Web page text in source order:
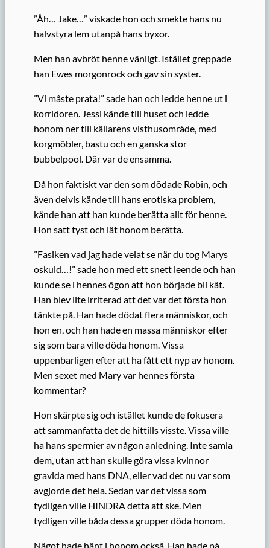
”Åh… Jake…” viskade hon och smekte hans nu
halvstyra lem utanpå hans byxor.
Men han avbröt henne vänligt. Istället greppade
han Ewes morgonrock och gav sin syster.
”Vi måste prata!” sade han och ledde henne ut i
korridoren. Jessi kände till huset och ledde
honom ner till källarens visthusområde, med
korgmöbler, bastu och en ganska stor
bubbelpool. Där var de ensamma.
Då hon faktiskt var den som dödade Robin, och
även delvis kände till hans erotiska problem,
kände han att han kunde berätta allt för henne.
Hon satt tyst och lät honom berätta.
”Fasiken vad jag hade velat se när du tog Marys
oskuld…!” sade hon med ett snett leende och han
kunde se i hennes ögon att hon började bli kåt.
Han blev lite irriterad att det var det första hon
tänkte på. Han hade dödat flera människor, och
hon en, och han hade en massa människor efter
sig som bara ville döda honom. Vissa
uppenbarligen efter att ha fått ett nyp av honom.
Men sexet med Mary var hennes första
kommentar?
Hon skärpte sig och istället kunde de fokusera
att sammanfatta det de hittills visste. Vissa ville
ha hans spermier av någon anledning. Inte samla
dem, utan att han skulle göra vissa kvinnor
gravida med hans DNA, eller vad det nu var som
avgjorde det hela. Sedan var det vissa som
tydligen ville HINDRA detta att ske. Men
tydligen ville båda dessa grupper döda honom.
Något hade hänt i honom också. Han hade på